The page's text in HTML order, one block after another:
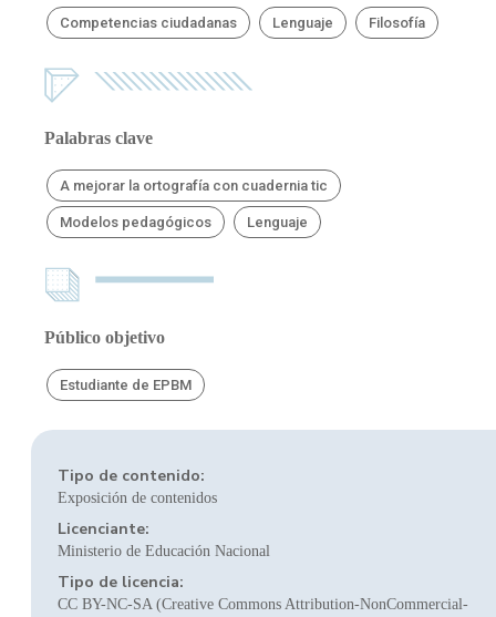
Competencias ciudadanas Lenguaje Filosofía
Palabras clave
A mejorar la ortografía con cuadernia tic
Modelos pedagógicos Lenguaje
Público objetivo
Estudiante de EPBM
Tipo de contenido:
Exposición de contenidos
Licenciante:
Ministerio de Educación Nacional
Tipo de licencia:
CC BY-NC-SA (Creative Commons Attribution-NonCommercial-